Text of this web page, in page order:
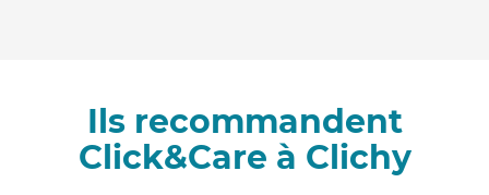
Ils recommandent
Click&Care à Clichy